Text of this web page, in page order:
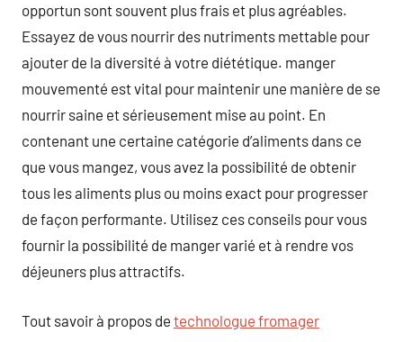
opportun sont souvent plus frais et plus agréables.
Essayez de vous nourrir des nutriments mettable pour
ajouter de la diversité à votre diététique. manger
mouvementé est vital pour maintenir une manière de se
nourrir saine et sérieusement mise au point. En
contenant une certaine catégorie d’aliments dans ce
que vous mangez, vous avez la possibilité de obtenir
tous les aliments plus ou moins exact pour progresser
de façon performante. Utilisez ces conseils pour vous
fournir la possibilité de manger varié et à rendre vos
déjeuners plus attractifs.
Tout savoir à propos de technologue fromager